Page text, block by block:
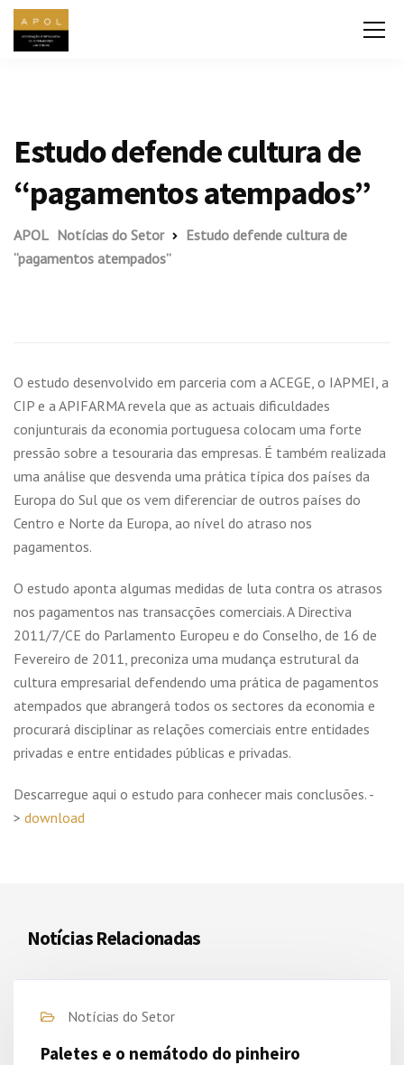
Estudo defende cultura de
“pagamentos atempados”
APOL Notícias do Setor
Estudo defende cultura de
“pagamentos atempados”
O estudo desenvolvido em parceria com a ACEGE, o IAPMEI, a
CIP e a APIFARMA revela que as actuais dificuldades
conjunturais da economia portuguesa colocam uma forte
pressão sobre a tesouraria das empresas. É também realizada
uma análise que desvenda uma prática típica dos países da
Europa do Sul que os vem diferenciar de outros países do
Centro e Norte da Europa, ao nível do atraso nos
pagamentos.
O estudo aponta algumas medidas de luta contra os atrasos
nos pagamentos nas transacções comerciais. A Directiva
2011/7/CE do Parlamento Europeu e do Conselho, de 16 de
Fevereiro de 2011, preconiza uma mudança estrutural da
cultura empresarial defendendo uma prática de pagamentos
atempados que abrangerá todos os sectores da economia e
procurará disciplinar as relações comerciais entre entidades
privadas e entre entidades públicas e privadas.
Descarregue aqui o estudo para conhecer mais conclusões. -
> download
Notícias Relacionadas
Notícias do Setor
Paletes e o nemátodo do pinheiro